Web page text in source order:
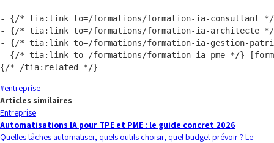
- {/* tia:link to=/formations/formation-ia-consultant */
- {/* tia:link to=/formations/formation-ia-architecte
- {/* tia:link to=/formations/formation-ia-gestion-
- {/* tia:link to=/formations/formation-ia-pme */}
#entreprise
Articles similaires
Entreprise
Automatisations IA pour TPE et PME : le guide concret 2026
Quelles tâches automatiser, quels outils choisir, quel budget prévoir ? Le